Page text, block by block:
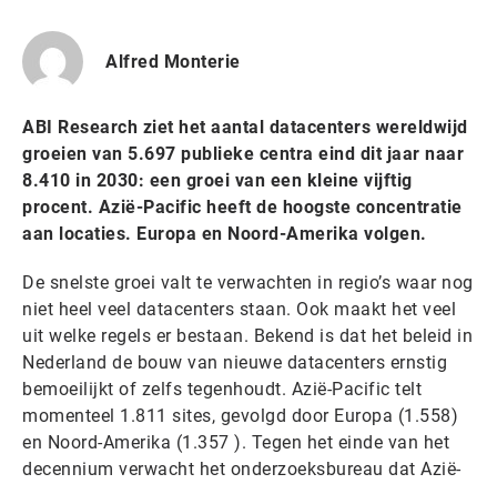
Alfred Monterie
ABI Research ziet het aantal datacenters wereldwijd
groeien van 5.697 publieke centra eind dit jaar naar
8.410 in 2030: een groei van een kleine vijftig
procent. Azië-Pacific heeft de hoogste concentratie
aan locaties. Europa en Noord-Amerika volgen.
De snelste groei valt te verwachten in regio’s waar nog
niet heel veel datacenters staan. Ook maakt het veel
uit welke regels er bestaan. Bekend is dat het beleid in
Nederland de bouw van nieuwe datacenters ernstig
bemoeilijkt of zelfs tegenhoudt. Azië-Pacific telt
momenteel 1.811 sites, gevolgd door Europa (1.558)
en Noord-Amerika (1.357 ). Tegen het einde van het
decennium verwacht het onderzoeksbureau dat Azië-